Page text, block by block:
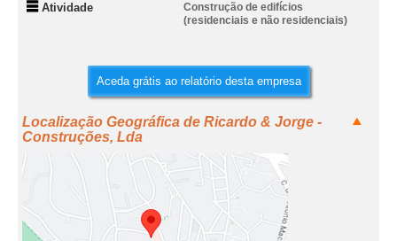
Atividade
Construção de edifícios
(residenciais e não residenciais)
Aceda grátis ao relatório desta empresa
Localização Geográfica de Ricardo & Jorge -
Construções, Lda